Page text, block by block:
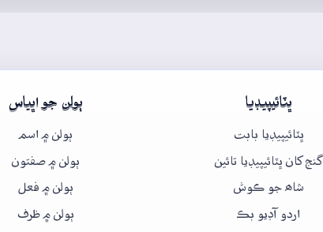
ڀٽائيپيڊيا
ڀٽائيپيڊيا بابت
گنج کان ڀٽائيپيڊيا تائين
شاھ جو ڪوش
اردو آڊيو بڪ
ٻولن جو اڀياس
ٻولن ۾ اسم
ٻولن ۾ صفتون
ٻولن ۾ فعل
ٻولن ۾ ظرف